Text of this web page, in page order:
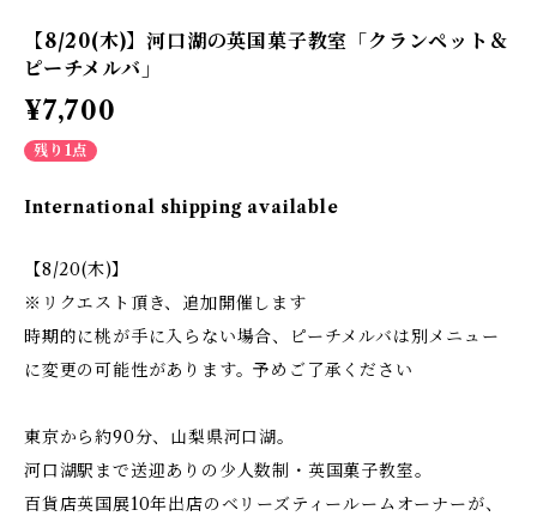
【8/20(木)】河口湖の英国菓子教室「クランペット＆
ピーチメルバ」
¥7,700
残り1点
International shipping available
【8/20(木)】
※リクエスト頂き、追加開催します
時期的に桃が手に入らない場合、ピーチメルバは別メニュー
に変更の可能性があります。予めご了承ください
東京から約90分、山梨県河口湖。
河口湖駅まで送迎ありの少人数制・英国菓子教室。
百貨店英国展10年出店のベリーズティールームオーナーが、